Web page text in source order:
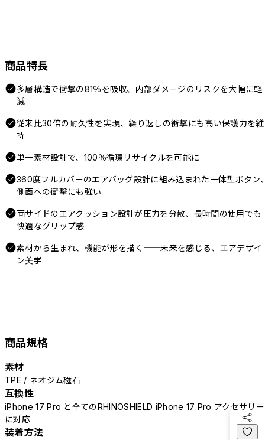
商品特長
多層構造で衝撃の81％を吸収、内部ダメージのリスクを大幅に軽
減
従来比30倍の耐久性を実現、繰り返しの衝撃にも高い保護力を維
持
単一素材設計で、100％循環リサイクルを可能に
360度フルカバーのエアバッグ設計に組み込まれた一体型ボタン
側面への衝撃にも強い
両サイドのエアクッション設計が圧力を分散、長時間の使用でも
快適なグリップ感
素材から生まれ、機能が形を描く──未来を感じる、エアデザイ
ン美学
商品規格
素材
TPE / ネオジム磁石
互換性
iPhone 17 Pro と全てのRHINOSHIELD iPhone 17 Pro アクセサリー
に対応
装着方法